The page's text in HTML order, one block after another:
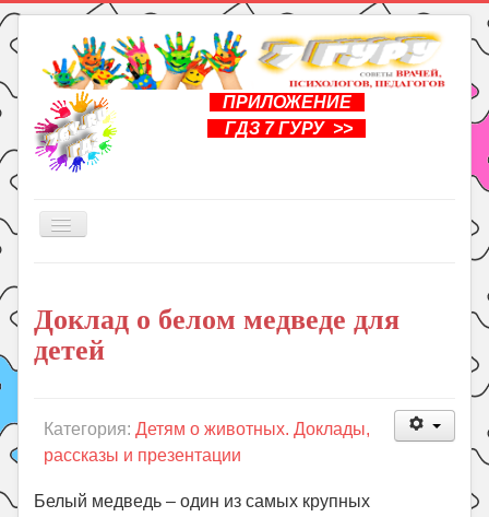
ПРИЛОЖЕНИЕ
ГДЗ 7 ГУРУ >>
Включить/
Книги
Рукоделие
Уроки
ГДЗ
Праздники
Доклад о белом медведе для
детей
Категория:Детям о животных. Доклады,
рассказы и презентации
Белый медведь – один из самых крупных